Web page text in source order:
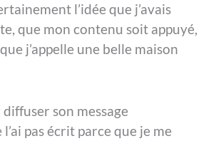
l’idée que j’avais
que mon contenu soit appuyé,
j’appelle une belle maison
son message
pas écrit parce que je me